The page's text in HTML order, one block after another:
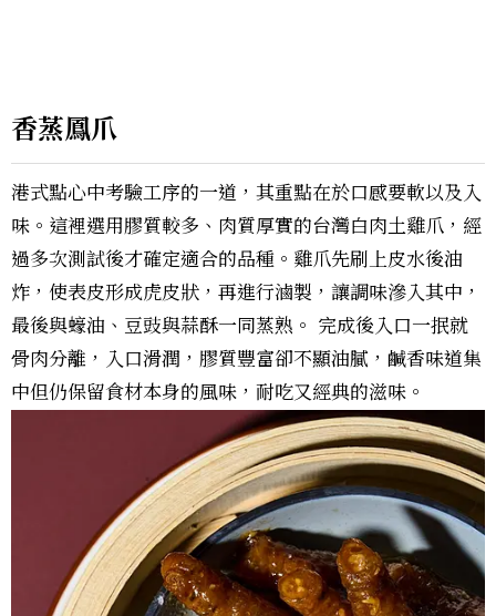
香蒸鳳爪
港式點心中考驗工序的一道，其重點在於口感要軟以及入
味。這裡選用膠質較多、肉質厚實的台灣白肉土雞爪，經
過多次測試後才確定適合的品種。雞爪先刷上皮水後油
炸，使表皮形成虎皮狀，再進行滷製，讓調味滲入其中，
最後與蠔油、豆豉與蒜酥一同蒸熟。 完成後入口一抿就
骨肉分離，入口滑潤，膠質豐富卻不顯油膩，鹹香味道集
中但仍保留食材本身的風味，耐吃又經典的滋味。